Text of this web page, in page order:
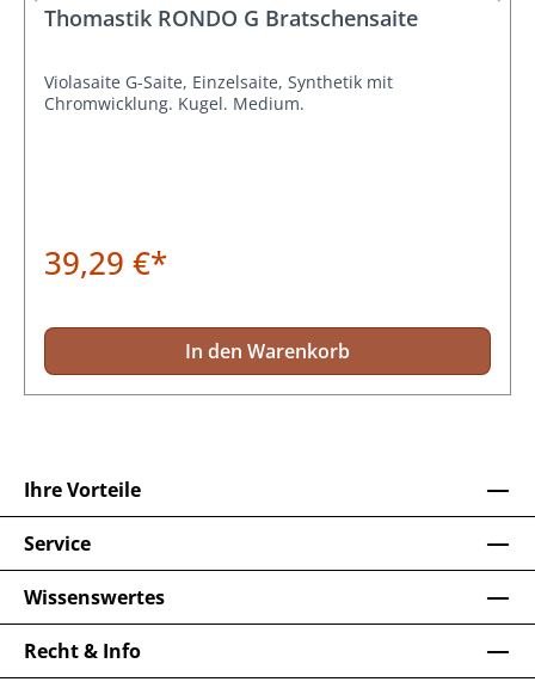
Thomastik RONDO G Bratschensaite
Violasaite G-Saite, Einzelsaite, Synthetik mit
Chromwicklung. Kugel. Medium.
39,29 €*
In den Warenkorb
Recht & Info
Ihre Vorteile
Service
Wissenswertes